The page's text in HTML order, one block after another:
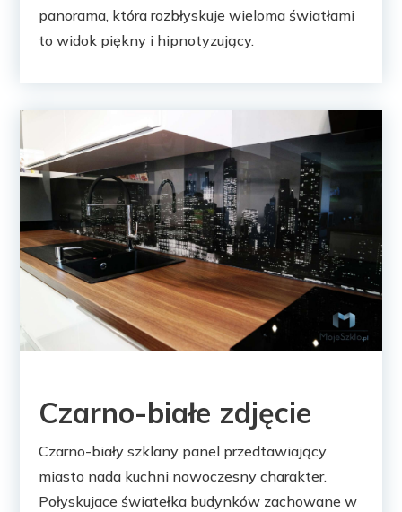
panorama, która rozbłyskuje wieloma światłami
to widok piękny i hipnotyzujący.
Czarno-białe zdjęcie
Czarno-biały szklany panel przedtawiający
miasto nada kuchni nowoczesny charakter.
Połyskujace światełka budynków zachowane w